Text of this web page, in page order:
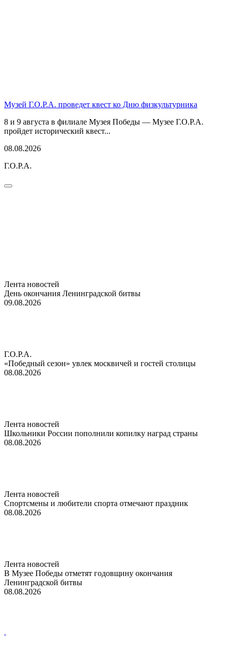
Музей Г.О.Р.А. проведет квест ко Дню физкультурника
8 и 9 августа в филиале Музея Победы — Музее Г.О.Р.А.
пройдет исторический квест...
08.08.2026
Г.О.Р.А.
Лента новостей
День окончания Ленинградской битвы
09.08.2026
Г.О.Р.А.
«Победный сезон» увлек москвичей и гостей столицы
08.08.2026
Лента новостей
Школьники России пополнили копилку наград страны
08.08.2026
Лента новостей
Спортсмены и любители спорта отмечают праздник
08.08.2026
Лента новостей
В Музее Победы отметят годовщину окончания
Ленинградской битвы
08.08.2026